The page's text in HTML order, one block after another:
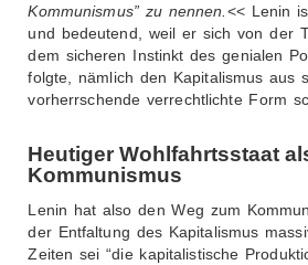
Kommunismus” zu nennen. << Lenin
und bedeutend, weil er sich von der
dem sicheren Instinkt des genialen
folgte, nämlich den Kapitalismus aus
vorherrschende verrechtlichte Form
Heutiger Wohlfahrtsstaat
Kommunismus
Lenin hat also den Weg zum
der Entfaltung des Kapitalismus
Zeiten sei “die kapitalistische